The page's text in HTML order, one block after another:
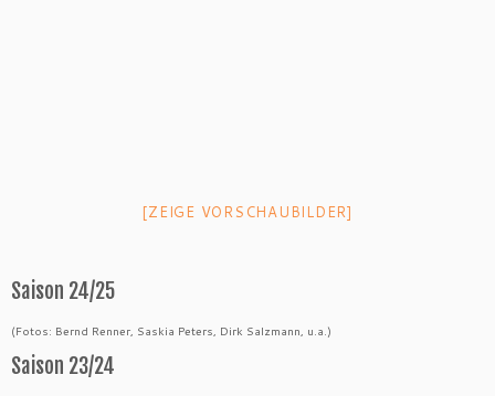
[ZEIGE VORSCHAUBILDER]
Saison 24/25
(Fotos: Bernd Renner, Saskia Peters, Dirk Salzmann, u.a.)
Saison 23/24